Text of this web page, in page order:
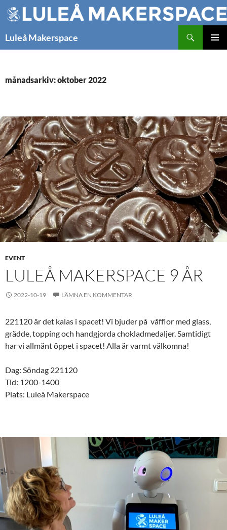
Hoppa
till
Luleå Makerspace
månadsarkiv: oktober 2022
EVENT
LULEÅ MAKERSPACE 9 ÅR
2022-10-19 LÄMNA EN KOMMENTAR
221120 är det kalas i spacet! Vi bjuder på våfflor med glass,
grädde, topping och handgjorda chokladmedaljer. Samtidigt
har vi allmänt öppet i spacet! Alla är varmt välkomna!
Dag: Söndag 221120
Tid: 1200-1400
Plats: Luleå Makerspace